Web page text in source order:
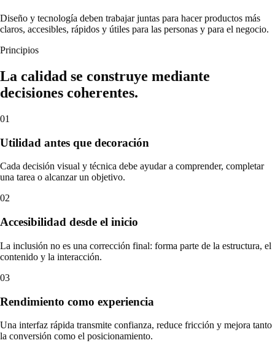
Diseño y tecnología deben trabajar juntas para hacer productos más
claros, accesibles, rápidos y útiles para las personas y para el negocio.
Principios
La calidad se construye mediante
decisiones coherentes.
01
Utilidad antes que decoración
Cada decisión visual y técnica debe ayudar a comprender, completar
una tarea o alcanzar un objetivo.
02
Accesibilidad desde el inicio
La inclusión no es una corrección final: forma parte de la estructura, el
contenido y la interacción.
03
Rendimiento como experiencia
Una interfaz rápida transmite confianza, reduce fricción y mejora tanto
la conversión como el posicionamiento.